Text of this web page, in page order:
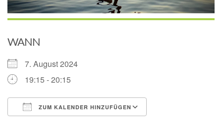
WANN
7. August 2024
19:15 - 20:15
ZUM KALENDER HINZUFÜGEN